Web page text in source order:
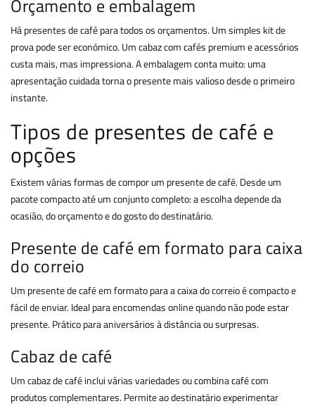
Orçamento e embalagem
Há presentes de café para todos os orçamentos. Um simples kit de
prova pode ser económico. Um cabaz com cafés premium e acessórios
custa mais, mas impressiona. A embalagem conta muito: uma
apresentação cuidada torna o presente mais valioso desde o primeiro
instante.
Tipos de presentes de café e
opções
Existem várias formas de compor um presente de café. Desde um
pacote compacto até um conjunto completo: a escolha depende da
ocasião, do orçamento e do gosto do destinatário.
Presente de café em formato para caixa
do correio
Um presente de café em formato para a caixa do correio é compacto e
fácil de enviar. Ideal para encomendas online quando não pode estar
presente. Prático para aniversários à distância ou surpresas.
Cabaz de café
Um cabaz de café inclui várias variedades ou combina café com
produtos complementares. Permite ao destinatário experimentar